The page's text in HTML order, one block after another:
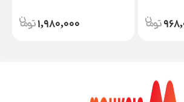
1,980,000